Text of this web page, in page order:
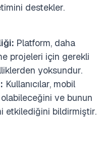
destekler.
Platform, daha
projeleri için gerekli
yoksundur.
Kullanıcılar, mobil
ve bunun
etkilediğini bildirmiştir.